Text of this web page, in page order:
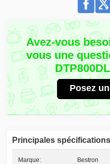
Avez-vous
vous une
Posez
Principales spécifications
Marque: Bestron